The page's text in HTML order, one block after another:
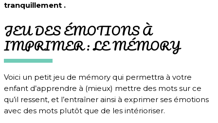
tranquillement .
JEU DES ÉMOTIONS À
IMPRIMER : LE MÉMORY
Voici un petit jeu de mémory qui permettra à votre
enfant d’apprendre à (mieux) mettre des mots sur ce
qu’il ressent, et l’entraîner ainsi à exprimer ses émotions
avec des mots plutôt que de les intérioriser.